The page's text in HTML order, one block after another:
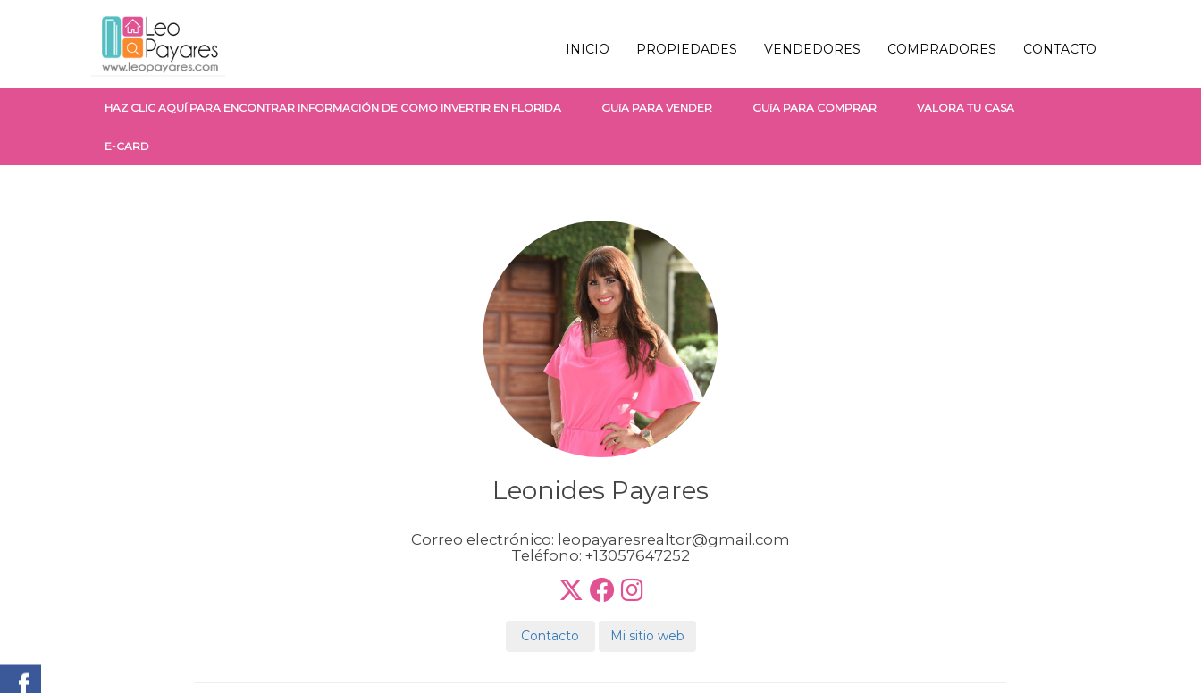
INICIO PROPIEDADES VENDEDORES COMPRADORES CONTACTO
HAZ CLIC AQUÍ PARA ENCONTRAR INFORMACIÓN DE COMO INVERTIR EN FLORIDA GUíA PARA VENDER GUíA PARA COMPRAR VALORA TU CASA
E-CARD
Leonides Payares
Correo electrónico: leopayaresrealtor@gmail.com
Teléfono: +13057647252
Contacto Mi sitio web